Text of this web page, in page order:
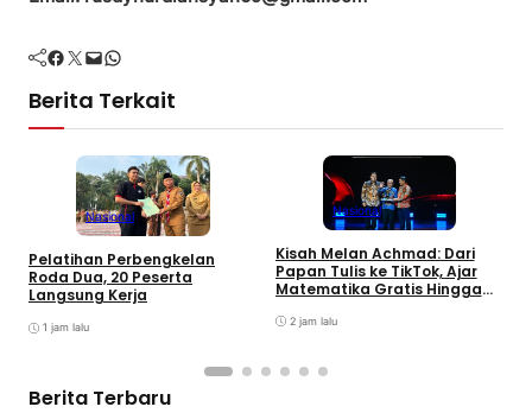
Facebook Twitter Mail WhatsApp
Berita Terkait
Nasional
Pelatihan Perbengkelan
Roda Dua, 20 Peserta
Langsung Kerja
1 jam lalu
Nasional
Kisah Melan Achmad: Dari
Papan Tulis ke TikTok, Ajar
Matematika Gratis Hingga
2 jam lalu
Berita Terbaru